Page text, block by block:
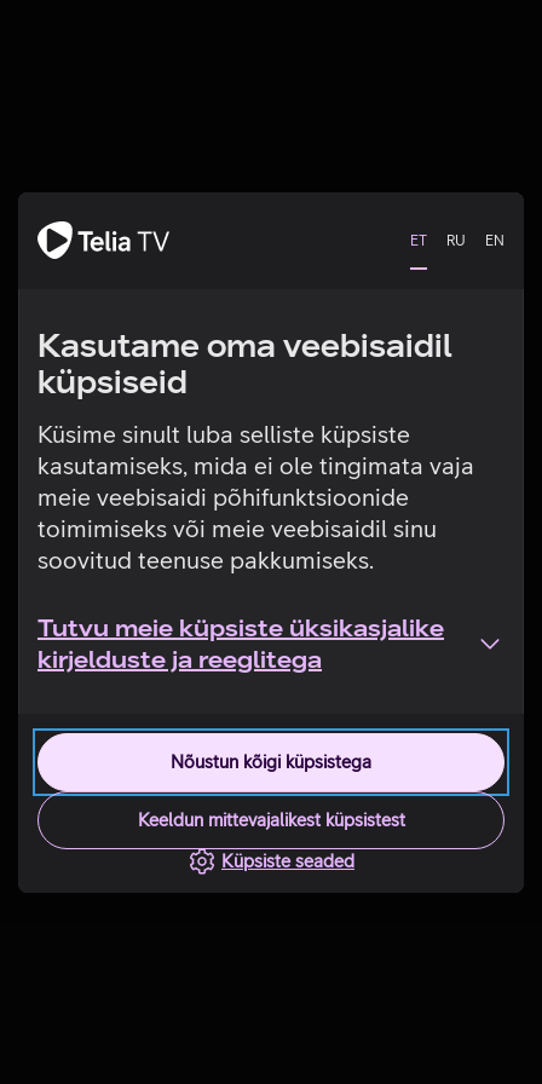
ET RU EN
Kasutame oma veebisaidil
küpsiseid
Küsime sinult luba selliste küpsiste
kasutamiseks, mida ei ole tingimata vaja
meie veebisaidi põhifunktsioonide
toimimiseks või meie veebisaidil sinu
soovitud teenuse pakkumiseks.
Tutvu meie küpsiste üksikasjalike
kirjelduste ja reeglitega
Nõustun kõigi küpsistega
Keeldun mittevajalikest küpsistest
Küpsiste seaded
Tehniline viga